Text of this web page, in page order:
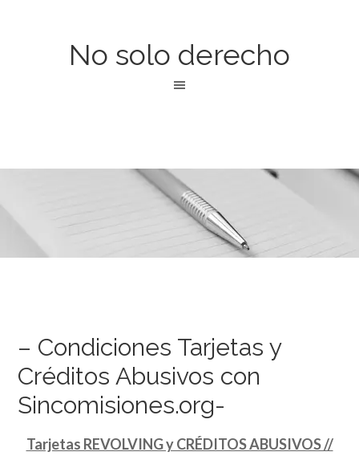
No solo derecho
– Condiciones Tarjetas y
Créditos Abusivos con
Sincomisiones.org-
Tarjetas REVOLVING y CRÉDITOS ABUSIVOS //